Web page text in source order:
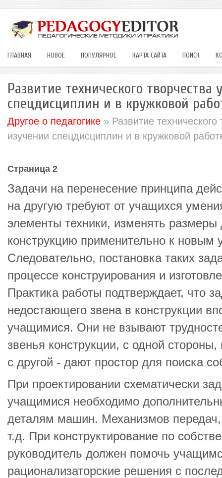
ГЛАВНАЯ НОВОЕ ПОПУЛЯРНОЕ КАРТА САЙТА ПОИСК
Развитие технического
спецдисциплин и в кружковой
Другое о педагогике » Развитие
изучении спецдисциплин и в кружковой
Страница 2
Задачи на перенесение принципа
на другую требуют от учащихся
элементы техники, изменять размеры
конструкцию применительно к новым
Следовательно, постановка таких
процессе конструирования и
Практика работы подтверждает, что
недостающего звена в конструкции
учащимися. Они не взывают
звенья конструкции, с одной
с другой - дают простор для поиска
При проектировании схематически
учащимися необходимо
деталям машин. Механизмов
т.д. При конструктирование по
руководитель должен помочь
рационализаторские решения с